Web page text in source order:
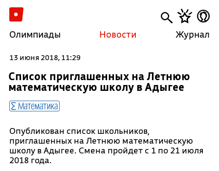
Олимпиады Новости Журнал
13 июня 2018, 11:29
Список приглашенных на Летнюю
математическую школу в Адыгее
Математика
Опубликован список школьников,
приглашенных на Летнюю математическую
школу в Адыгее. Смена пройдет с 1 по 21 июля
2018 года.